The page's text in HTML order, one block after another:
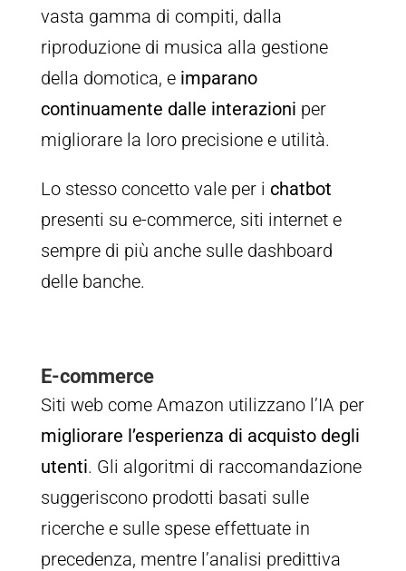
vasta gamma di compiti, dalla
riproduzione di musica alla gestione
della domotica, e imparano
continuamente dalle interazioni per
migliorare la loro precisione e utilità.
Lo stesso concetto vale per i chatbot
presenti su e-commerce, siti internet e
sempre di più anche sulle dashboard
delle banche.
E-commerce
Siti web come Amazon utilizzano l’IA per
migliorare l’esperienza di acquisto degli
utenti. Gli algoritmi di raccomandazione
suggeriscono prodotti basati sulle
ricerche e sulle spese effettuate in
precedenza, mentre l’analisi predittiva